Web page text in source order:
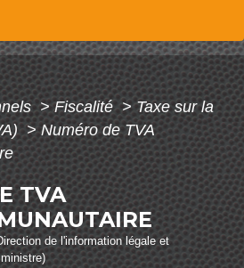
> Fiscalité> Taxe sur la
> Numéro de TVA
TVA
de l'information légale et